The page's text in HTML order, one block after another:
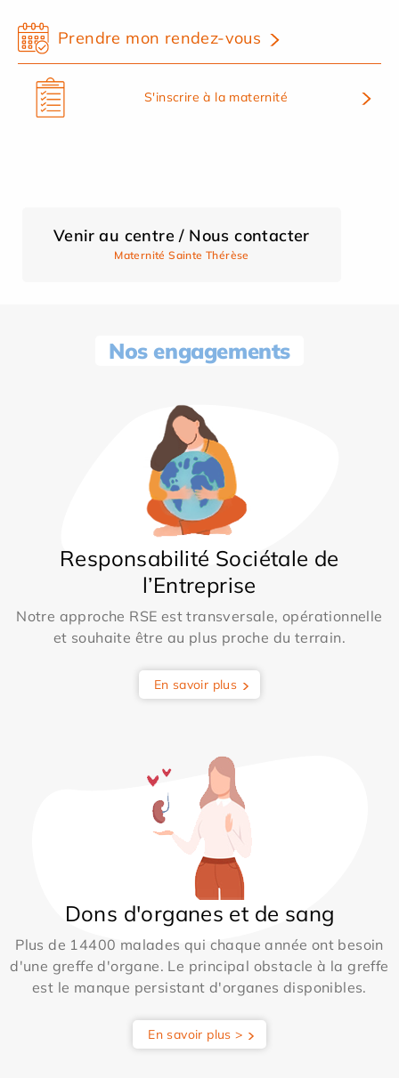
Prendre mon rendez-vous
S'inscrire à la maternité
Venir au centre / Nous contacter
Maternité Sainte Thérèse
Nos engagements
Responsabilité Sociétale de
l’Entreprise
Notre approche RSE est transversale, opérationnelle
et souhaite être au plus proche du terrain.
En savoir plus
Dons d'organes et de sang
Plus de 14400 malades qui chaque année ont besoin
d'une greffe d'organe. Le principal obstacle à la greffe
est le manque persistant d'organes disponibles.
En savoir plus >